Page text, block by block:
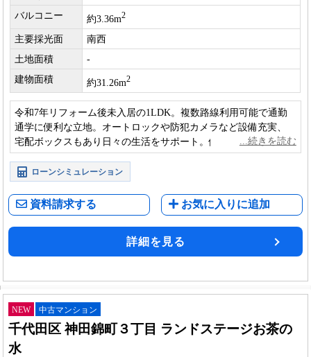
バルコニー
約3.36m2
主要採光面
南西
土地面積
-
建物面積
約31.26m2
令和7年リフォーム後未入居の1LDK。複数路線利用可能で通勤
通学に便利な立地。オートロックや防犯カメラなど設備充実、
宅配ボックスもあり日々の生活をサポート。使いやすい間取り
も魅力です。
ローンシミュレーション
資料請求する お気に入りに追加
詳細を見る
NEW 中古マンション
千代田区 神田錦町３丁目 ランドステージお茶の
水